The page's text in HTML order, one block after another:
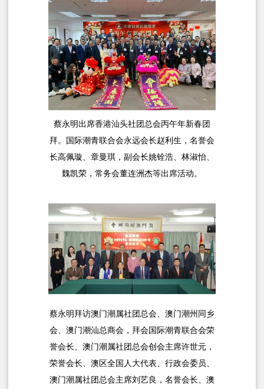
蔡永明出席香港汕头社团总会丙午年新春团
拜。国际潮青联合会永远会长赵利生，名誉会
长高佩璇、 章曼琪， 副会长姚铨浩、 林淑怡、
魏凯荣，常务会董连洲杰等出席活动。
蔡永明拜访澳门潮属社团总会、澳门潮州同乡
会、澳门潮汕总商会，拜会国际潮青联合会荣
誉会长、澳门潮属社团总会创会主席许世元，
荣誉会长、澳区全国人大代表、行政会委员、
澳门潮属社团总会主席刘艺良，名誉会长、澳